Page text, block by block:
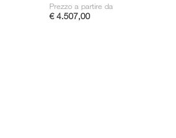
Prezzo a partire da
€ 4.507,00